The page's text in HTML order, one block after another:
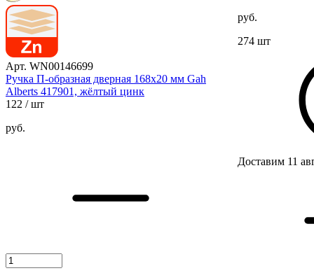
Арт. WN00146699
Ручка П-образная дверная 168х20 мм Gah
Alberts 417901, жёлтый цинк
122 / шт
руб.
руб.
274 шт
Доставим 11